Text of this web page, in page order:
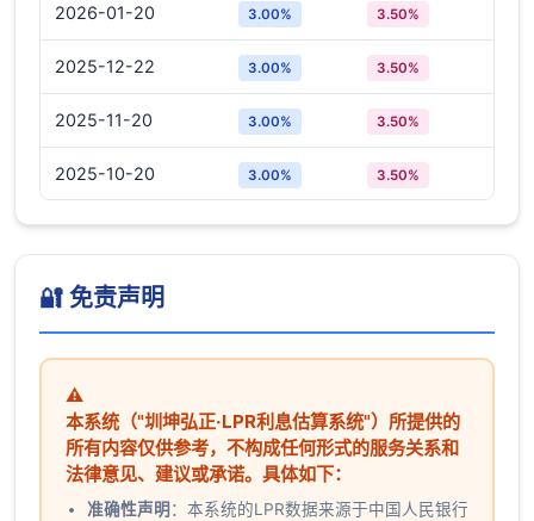
2026-01-20 3.00% 3.50%
2025-12-22 3.00% 3.50%
2025-11-20 3.00% 3.50%
2025-10-20 3.00% 3.50%
2025-09-22 3.00% 3.50%
2025-08-20
2025-07-21 3.00% 3.50%
2025-06-20
2025-05-20 3.00% 3.50%
2025-04-21
🔐 免责声明
⚠️
本系统（"圳坤弘正·LPR利息估算系统"）所提供的
所有内容仅供参考，不构成任何形式的服务关系和
法律意见、建议或承诺。具体如下：
准确性声明 ：本系统的LPR数据来源于中国人民银行